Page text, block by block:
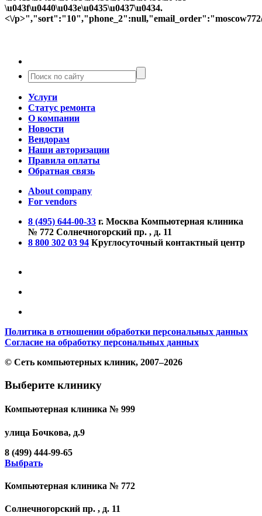
Услуги
Статус ремонта
О компании
Новости
Вендорам
Наши авторизации
Правила оплаты
Обратная связь
About company
For vendors
8 (495) 644-00-33 г. Москва Компьютерная клиника
№ 772 Солнечногорский пр. , д. 11
8 800 302 03 94 Круглосуточный контактный центр
Политика в отношении обработки персональных данных
Согласие на обработку персональных данных
© Сеть компьютерных клиник, 2007–2026
Выберите клинику
Компьютерная клиника № 999
улица Бочкова, д.9
8 (499) 444-99-65
Выбрать
Компьютерная клиника № 772
Солнечногорский пр. , д. 11